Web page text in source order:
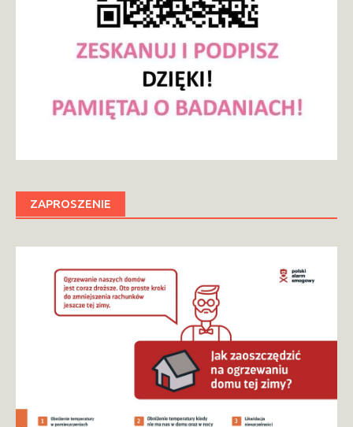
ZAPROSZENIE